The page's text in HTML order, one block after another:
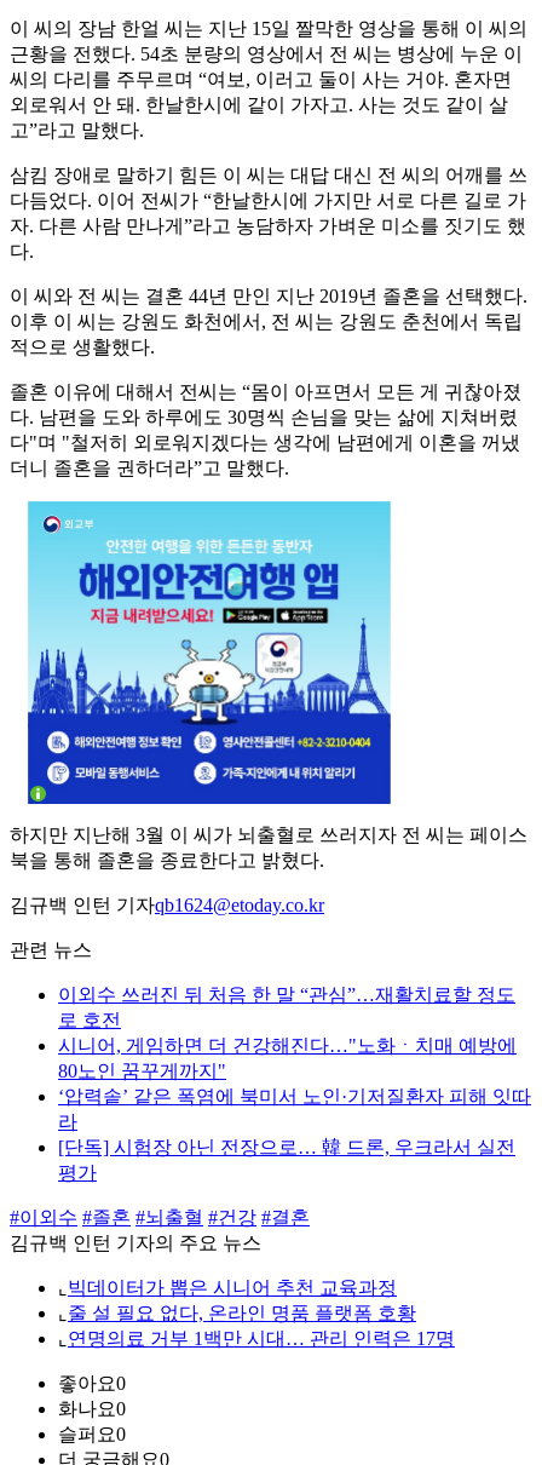
이 씨의 장남 한얼 씨는 지난 15일 짤막한 영상을 통해 이 씨의
근황을 전했다. 54초 분량의 영상에서 전 씨는 병상에 누운 이
씨의 다리를 주무르며 “여보, 이러고 둘이 사는 거야. 혼자면
외로워서 안 돼. 한날한시에 같이 가자고. 사는 것도 같이 살
고”라고 말했다.
삼킴 장애로 말하기 힘든 이 씨는 대답 대신 전 씨의 어깨를 쓰
다듬었다. 이어 전씨가 “한날한시에 가지만 서로 다른 길로 가
자. 다른 사람 만나게”라고 농담하자 가벼운 미소를 짓기도 했
다.
이 씨와 전 씨는 결혼 44년 만인 지난 2019년 졸혼을 선택했다.
이후 이 씨는 강원도 화천에서, 전 씨는 강원도 춘천에서 독립
적으로 생활했다.
졸혼 이유에 대해서 전씨는 “몸이 아프면서 모든 게 귀찮아졌
다. 남편을 도와 하루에도 30명씩 손님을 맞는 삶에 지쳐버렸
다"며 "철저히 외로워지겠다는 생각에 남편에게 이혼을 꺼냈
더니 졸혼을 권하더라”고 말했다.
하지만 지난해 3월 이 씨가 뇌출혈로 쓰러지자 전 씨는 페이스
북을 통해 졸혼을 종료한다고 밝혔다.
김규백 인턴 기자qb1624@etoday.co.kr
관련 뉴스
이외수 쓰러진 뒤 처음 한 말 “관심”…재활치료할 정도
로 호전
시니어, 게임하면 더 건강해진다…"노화ㆍ치매 예방에
80노인 꿈꾸게까지"
‘압력솥’ 같은 폭염에 북미서 노인·기저질환자 피해 잇따
라
[단독] 시험장 아닌 전장으로… 韓 드론, 우크라서 실전
평가
#이외수 #졸혼 #뇌출혈 #건강 #결혼
김규백 인턴 기자의 주요 뉴스
⌞ 빅데이터가 뽑은 시니어 추천 교육과정
⌞ 줄 설 필요 없다, 온라인 명품 플랫폼 호황
⌞ 연명의료 거부 1백만 시대… 관리 인력은 17명
좋아요0
화나요0
슬퍼요0
더 궁금해요0